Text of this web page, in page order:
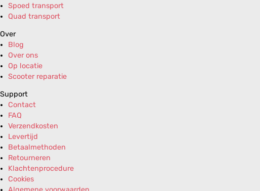
Spoed transport
Quad transport
Over
Blog
Over ons
Op locatie
Scooter reparatie
Support
Contact
FAQ
Verzendkosten
Levertijd
Betaalmethoden
Retourneren
Klachtenprocedure
Cookies